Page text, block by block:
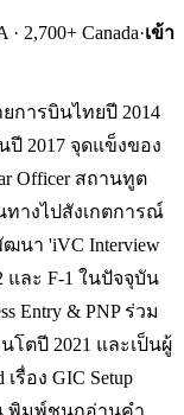
· 2,700+ Canada·เข้า
ารบินไทยปี 2014
ปี 2017 จุดแข็งของ
Officer สถานทูต
างไปสังเกตการณ์
นา 'iVC Interview
และ F-1 ในปัจจุบัน
Entry & PNP ร่วม
นโตปี 2021 และเป็นผู้
รื่อง GIC Setup
น พิมพ์ชนกอ่านคำ